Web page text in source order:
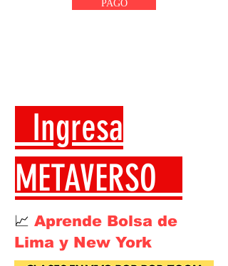
PAGO
Ingresa
METAVERSO
📈 Aprende Bolsa de
Lima y New York